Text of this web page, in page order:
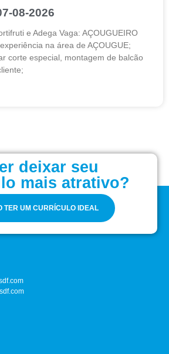
08-2026
e Adega Vaga: AÇOUGUEIRO
na área de AÇOUGUE;
corte especial, montagem de balcão
deixar seu
mais atrativo?
TER UM CURRÍCULO IDEAL